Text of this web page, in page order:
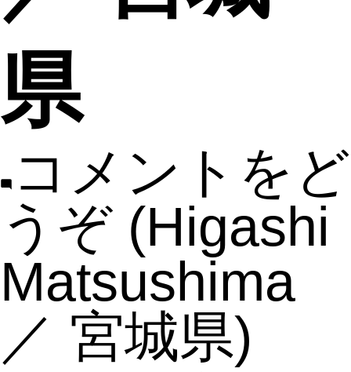
県
コメントをど
うぞ (Higashi
Matsushima
／ 宮城県)